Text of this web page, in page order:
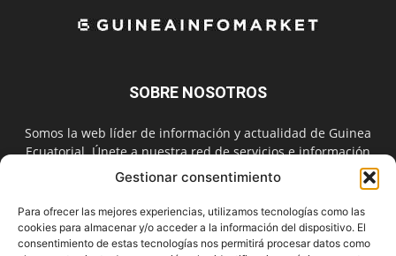
Gestionar consentimiento
Para ofrecer las mejores experiencias, utilizamos tecnologías como las
cookies para almacenar y/o acceder a la información del dispositivo. El
consentimiento de estas tecnologías nos permitirá procesar datos como
SOBRE NOSOTROS
Somos la web líder de información y actualidad de Guinea
Ecuatorial. Únete a nuestra red de servicios e información
digital también en las redes sociales.
Contáctanos:info@guineainfomarket.com